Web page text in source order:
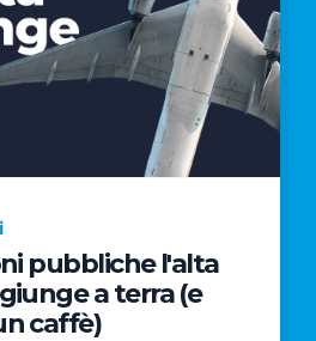
pubbliche l'alta
a terra (e
caffè)